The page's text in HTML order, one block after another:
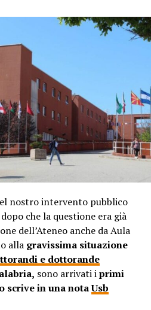
nostro intervento pubblico
che la questione era già
dell’Ateneo anche da Aula
alla gravissima situazione
e dottorande
sono arrivati iprimi
scrive in una notaUsb